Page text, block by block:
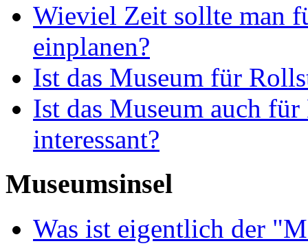
Wieviel Zeit sollte man
einplanen?
Ist das Museum für
Ist das Museum auch
interessant?
Museumsinsel
Was ist eigentlich der